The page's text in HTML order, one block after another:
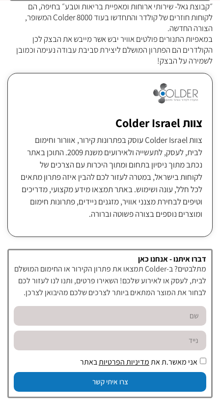
״קבוצת גאל- שירותי ארוחות ומאפיית בריאות וטבע״ בחיפה, הם
לקוחות חוזרים של קולדר והתחדשו בעוד Colder 8000 המשופר,
הצורה החדשה.
במאפיות התנורים פולטים אוויר יבש אשר מייבש את הבצק לכן
הקולדרים הם הפתרון המושלם ליצירת סביבת עבודה נעימה וכמובן
לשמירה על הבצק!
צוות Colder Israel
צוות Colder Israel עוסק בפתרונות קירור, אוורור וחימום
לבית, לעסק, לתעשייה ולאירועים משנת 2009. התוכן באתר
נכתב מתוך ניסיון בתחום ומתוך היכרות עם הצרכים של
לקוחות בישראל, במטרה לעזור לכם להבין איזה פתרון מתאים
לכל חלל, עונה ושימוש. באתר תמצאו מידע מקצועי, מדריכים
וטיפים לבחירת מצנני אוויר, מזגנים ניידים, פתרונות חימום
ומוצרים נוספים בצורה פשוטה וברורה.
דברו איתנו - אנחנו כאן
מתלבטים? ב-Colder תמצאו את פתרון הקירור או החימום המושלם
לבית, לעסק או לאירוע שלכם! השאירו פרטים, ותנו לנו לעזור לכם
לבחור את המוצר המתאים ביותר לצרכים שלכם מהיבואן לצרכן.
אני מאשר.ת אתמדיניות הפרטיותבאתר
צרו איתי קשר